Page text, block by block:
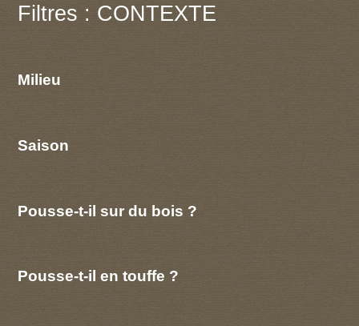
Filtres : CONTEXTE
Milieu
Saison
Pousse-t-il sur du bois ?
Pousse-t-il en touffe ?